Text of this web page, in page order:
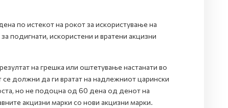
по истекот на рокот за искористување на
подигнати, искористени и вратени акцизни
на грешка или оштетување настанати во
должни да ги вратат на надлежниот царински
но не подоцна од 60 дена од денот на
акцизни марки со нови акцизни марки.